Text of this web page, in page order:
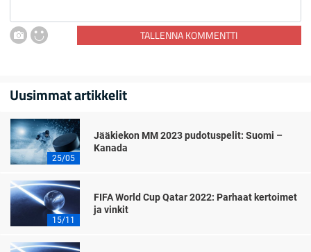
TALLENNA KOMMENTTI
Uusimmat artikkelit
25/05
Jääkiekon MM 2023 pudotuspelit: Suomi –
Kanada
15/11
FIFA World Cup Qatar 2022: Parhaat kertoimet
ja vinkit